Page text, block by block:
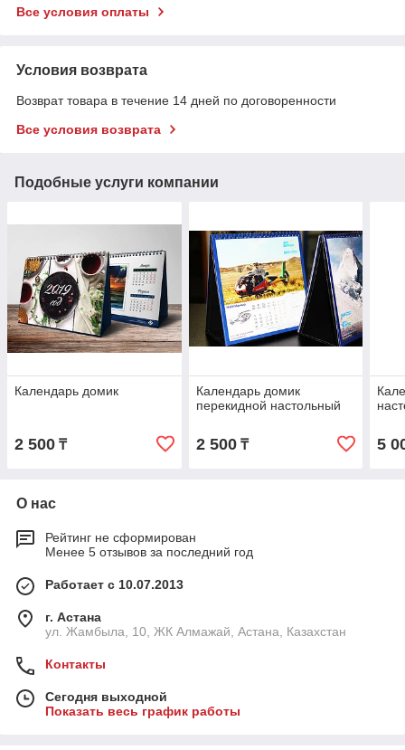
Все условия оплаты
Условия возврата
Возврат товара в течение 14 дней по договоренности
Все условия возврата
Подобные услуги компании
Календарь домик
2 500 ₸
Календарь домик
перекидной настольный
2 500₸ 5
О нас
Рейтинг не сформирован
Менее 5 отзывов за последний год
Работает с 10.07.2013
г. Астана
ул. Жамбыла, 10, ЖК Алмажай, Астана, Казахстан
Контакты
Сегодня выходной
Показать весь график работы